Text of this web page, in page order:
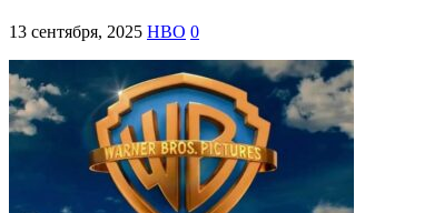
13 сентября, 2025 HBO 0